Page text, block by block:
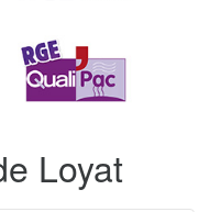
Loyat